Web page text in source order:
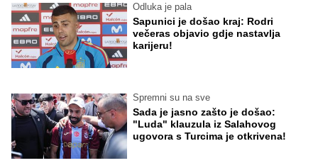
Odluka je pala
Sapunici je došao kraj: Rodri
večeras objavio gdje nastavlja
karijeru!
Spremni su na sve
Sada je jasno zašto je došao:
"Luda" klauzula iz Salahovog
ugovora s Turcima je otkrivena!